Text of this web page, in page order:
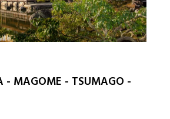
- MAGOME - TSUMAGO -